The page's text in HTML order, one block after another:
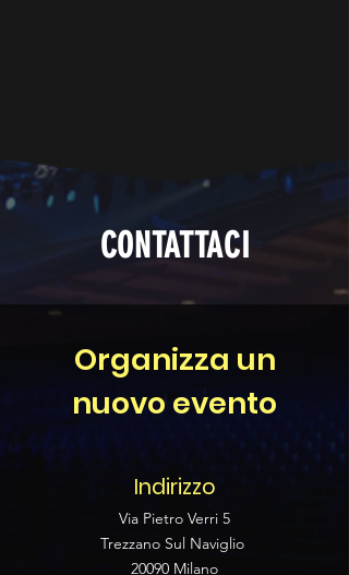
CONTATTACI
Organizza un
nuovo evento
Indirizzo
Via Pietro Verri 5
Trezzano Sul Naviglio
20090 Milano